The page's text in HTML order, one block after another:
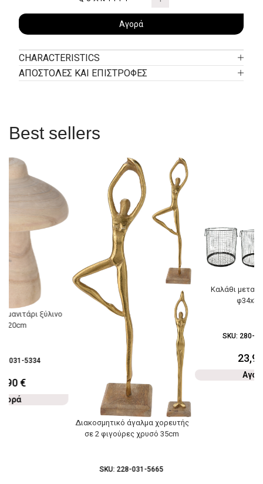
Αγορά
CHARACTERISTICS
ΑΠΟΣΤΟΛΕΣ ΚΑΙ ΕΠΙΣΤΡΟΦΕΣ
Best sellers
μανιτάρι ξύλινο
031-5334
€
Διακοσμητικό άγαλμα χορευτής
σε 2 φιγούρες χρυσό 35cm
SKU: 228-031-5665
Καλάθι
SKU: 280-